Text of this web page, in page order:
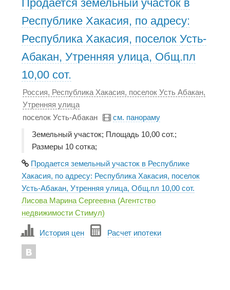
Продается земельный участок в
Республике Хакасия, по адресу:
Республика Хакасия, поселок Усть-
Абакан, Утренняя улица, Общ.пл
10,00 сот.
Россия, Республика Хакасия, поселок Усть Абакан,
Утренняя улица
поселок Усть-Абакан
см. панораму
Земельный участок; Площадь 10,00 сот.;
Размеры 10 сотка;
Продается земельный участок в Республике
Хакасия, по адресу: Республика Хакасия, поселок
Усть-Абакан, Утренняя улица, Общ.пл 10,00 сот.
Лисова Марина Сергеевна (Агентство
недвижимости Стимул)
История цен Расчет ипотеки